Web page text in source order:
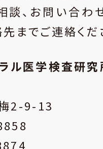
談、お問い合わ
までご連絡くだ
ル医学検査研
2-9-13